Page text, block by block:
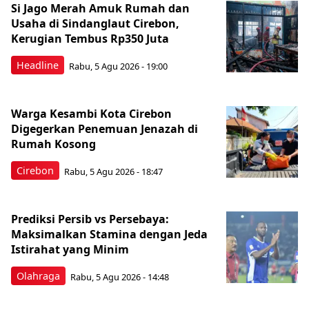
Headline
Si Jago Merah Amuk Rumah dan
Usaha di Sindanglaut Cirebon,
Kerugian Tembus Rp350 Juta
Rabu, 5 Agu 2026 - 19:00
Cirebon
Warga Kesambi Kota Cirebon
Digegerkan Penemuan Jenazah di
Rumah Kosong
Rabu, 5 Agu 2026 - 18:47
Olahraga
Prediksi Persib vs Persebaya:
Maksimalkan Stamina dengan Jeda
Istirahat yang Minim
Rabu, 5 Agu 2026 - 14:48